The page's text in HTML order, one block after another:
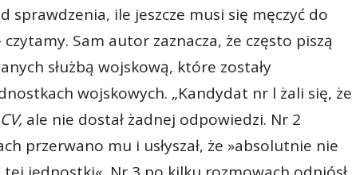
sprawdzenia, ile jeszcze musi się mę­czyć do
Sam autor zaznacza, że często piszą
służbą wojskową, które zostały
wojskowych. „Kandydat nr l żali się, że
CV, ale nie dostał żadnej odpowiedzi. Nr 2
przerwano mu i usły­szał, że »absolutnie nie